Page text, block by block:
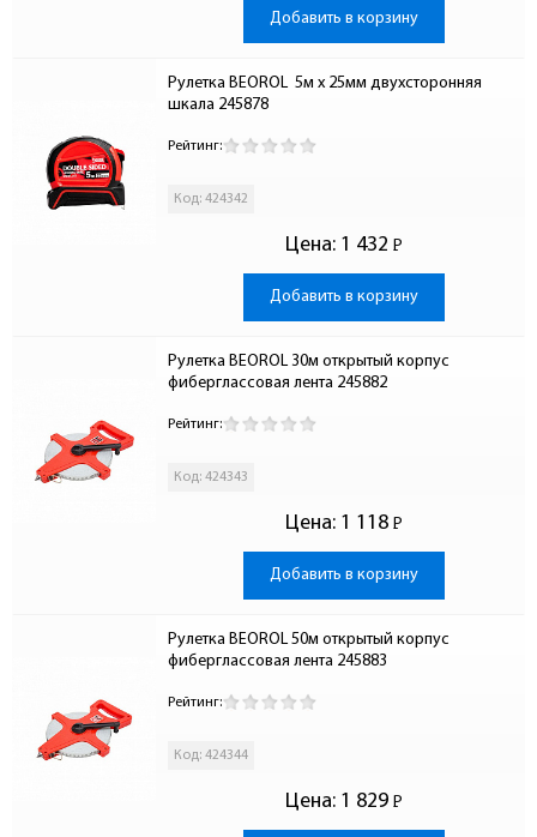
Добавить в корзину
Рулетка BEOROL  5м х 25мм двухсторонняя
шкала 245878
Рейтинг:
Код: 424342
Цена: 1 432 Р
-
Добавить в корзину
Рулетка BEOROL 30м открытый корпус
фиберглассовая лента 245882
Рейтинг:
Код: 424343
Цена: 1 118 Р
-
Добавить в корзину
Рулетка BEOROL 50м открытый корпус
фиберглассовая лента 245883
Рейтинг:
Код: 424344
Цена: 1 829 Р
-